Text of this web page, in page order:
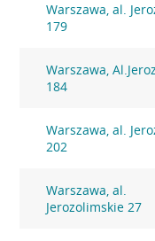
Warszawa, al.
179
Warszawa,
184
Warszawa, al.
202
Warszawa, al.
Jerozolimskie 27